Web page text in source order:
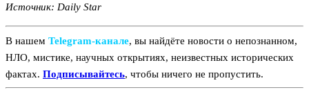
Источник: Daily Star
В нашем Telegram‑канале, вы найдёте новости о непознанном,
НЛО, мистике, научных открытиях, неизвестных исторических
фактах. Подписывайтесь, чтобы ничего не пропустить.